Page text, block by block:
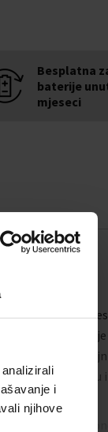
i
njihove
Besplatna
baterije
mjeseci
svijetu satova i
niz godina bio
utjecalo na
pouzdanošću